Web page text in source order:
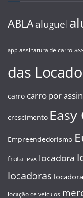
ABLA aluguel
app assinatura de carro
das
carro carro por
crescimento Easy
Empreendedorismo
frota IPVA locadora
locadoras
locação de veículos